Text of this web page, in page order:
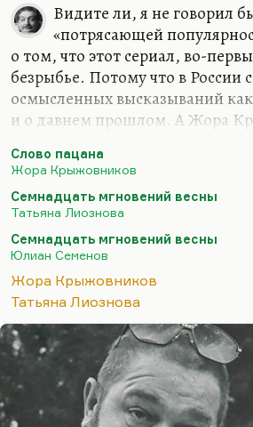
Видите ли, я не говорил
«потрясающей
о том, что этот сериал, во-
безрыбье. Потому что в России
осмысленных высказываний
и о давнем прошлом. А Жора
серьезный профессионал. Он
это не пропьешь, что
врожденное.
Но и безрыбье, конечно,
советское, когда главным
были «Семнадцать мгновений
это очень хороший сериал –
мгновений весны». Это тоже
блистательное высказывание,
очень интересное, с очень
Слово пацана
Жора Крыжовников
Семнадцать мгновений весны
Татьяна Лиознова
Семнадцать мгновений весны
Юлиан Семенов
Жора Крыжовников
Татьяна Лиознова